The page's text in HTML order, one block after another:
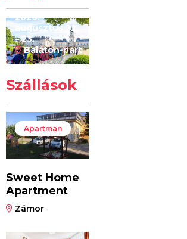
2026.
augusztus 22
– 23.
Balaton-part
Szállások
Apartman
Sweet Home
Apartment
Zámor